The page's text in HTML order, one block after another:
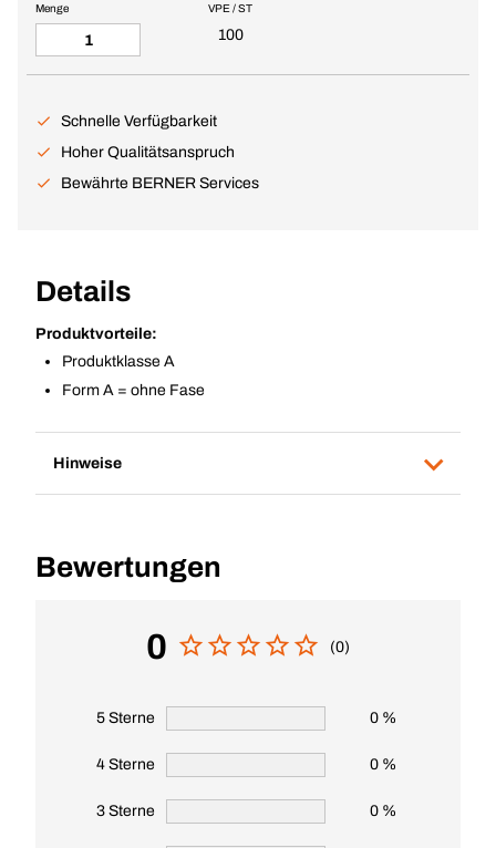
VPE / ST
100
Menge
Schnelle Verfügbarkeit
Hoher Qualitätsanspruch
Bewährte BERNER Services
Details
Produktvorteile:
Produktklasse A
Form A = ohne Fase
Hinweise
Bewertungen
0 (0)
5 Sterne 0 %
4 Sterne 0 %
3 Sterne 0 %